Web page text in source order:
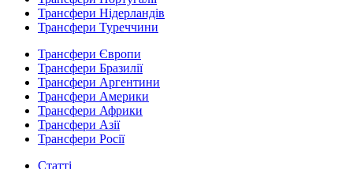
Трансфери Нідерландів
Трансфери Туреччини
Трансфери Європи
Трансфери Бразилії
Трансфери Аргентини
Трансфери Америки
Трансфери Африки
Трансфери Азії
Трансфери Росії
Статті